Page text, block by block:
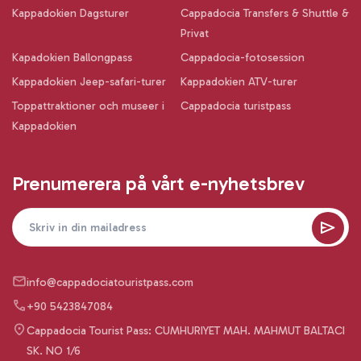
Kappadokien Dagsturer
Cappadocia Transfers & Shuttle &
Privat
Kapadokien Ballongpass
Cappadocia-fotosession
Kappadokien Jeep-safari-turer
Kappadokien ATV-turer
Toppattraktioner och museer i
Kappadokien
Cappadocia turistpass
Prenumerera på vårt e-nyhetsbrev
info@cappadociatouristpass.com
+90 5423847084
Cappadocia Tourist Pass: CUMHURIYET MAH. MAHMUT BALTACI
SK. NO 1/6